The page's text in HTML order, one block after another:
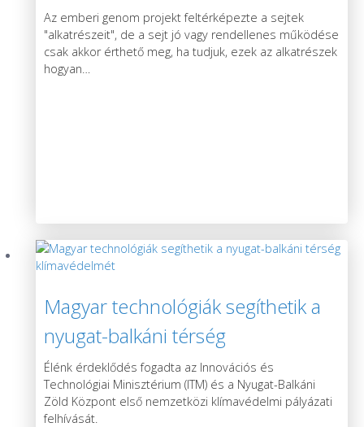
térképe
Az emberi genom projekt feltérképezte a sejtek
"alkatrészeit", de a sejt jó vagy rendellenes működése
csak akkor érthető meg, ha tudjuk, ezek az alkatrészek
hogyan
Magyar technológiák segíthetik a
nyugat-balkáni térség
klímavédelmét
Élénk érdeklődés fogadta az Innovációs és
Technológiai Minisztérium (ITM) és a Nyugat-Balkáni
Zöld Központ első nemzetközi klímavédelmi pályázati
felhívását.